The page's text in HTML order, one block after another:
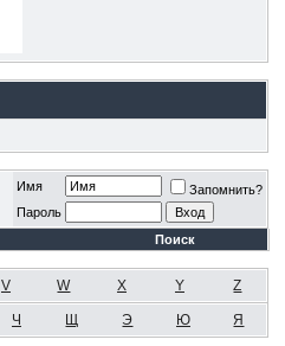
Имя
Запомнить?
Пароль
Поиск
V W X Y Z
Ч Щ Э Ю Я